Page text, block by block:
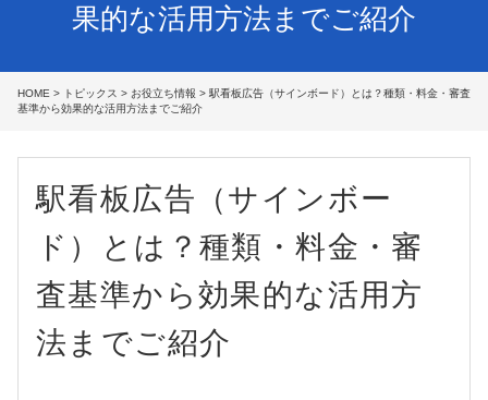
果的な活用方法までご紹介
HOME > トピックス > お役立ち情報 > 駅看板広告（サインボード）とは？種類・料金・審査
基準から効果的な活用方法までご紹介
駅看板広告（サインボー
ド）とは？種類・料金・審
査基準から効果的な活用方
法までご紹介